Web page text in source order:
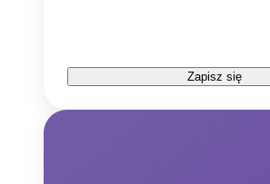
Zapisz się